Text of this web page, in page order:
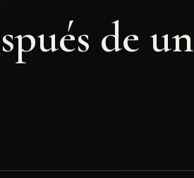
de un